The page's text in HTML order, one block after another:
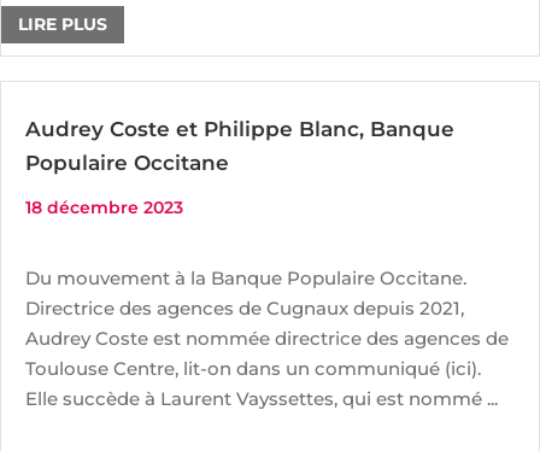
LIRE PLUS
Audrey Coste et Philippe Blanc, Banque
Populaire Occitane
18 décembre 2023
Du mouvement à la Banque Populaire Occitane.
Directrice des agences de Cugnaux depuis 2021,
Audrey Coste est nommée directrice des agences de
Toulouse Centre, lit-on dans un communiqué (ici).
Elle succède à Laurent Vayssettes, qui est nommé ...